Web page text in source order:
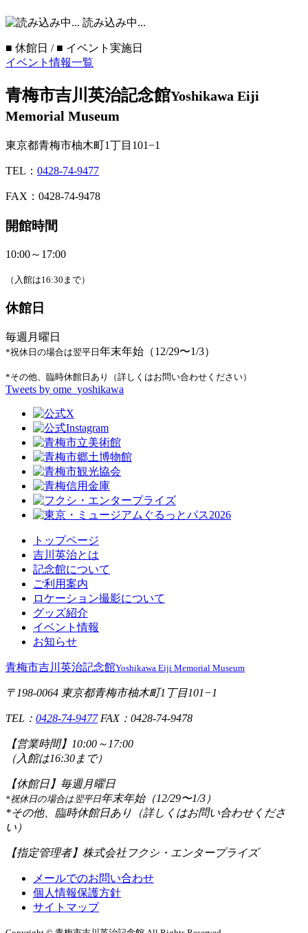
読み込み中...
■ 休館日 / ■ イベント実施日
イベント情報一覧
青梅市吉川英治記念館Yoshikawa Eiji
Memorial Museum
東京都青梅市柚木町1丁目101−1
TEL： 0428-74-9477
FAX：0428-74-9478
開館時間
10:00～17:00
（入館は16:30まで）
休館日
毎週月曜日
*祝休日の場合は翌平日 年末年始（12/29〜1/3）
*その他、臨時休館日あり（詳しくはお問い合わせください）
Tweets by ome_yoshikawa
トップページ
吉川英治とは
記念館について
ご利用案内
ロケーション撮影について
グッズ紹介
イベント情報
お知らせ
青梅市吉川英治記念館Yoshikawa Eiji Memorial Museum
〒198-0064 東京都青梅市柚木町1丁目101−1
TEL： 0428-74-9477FAX：0428-74-9478
【営業時間】 10:00～17:00
（入館は16:30まで）
【休館日】 毎週月曜日
*祝休日の場合は翌平日年末年始（12/29〜1/3）
*その他、臨時休館日あり（詳しくはお問い合わせくださ
い）
【指定管理者】 株式会社フクシ・エンタープライズ
メールでのお問い合わせ
個人情報保護方針
サイトマップ